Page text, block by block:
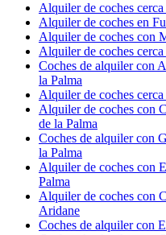
Alquiler de coches
Alquiler de coches en
Alquiler de coches con
Alquiler de coches
Coches de alquiler con
la Palma
Alquiler de coches
Alquiler de coches con
de la Palma
Coches de alquiler con
la Palma
Alquiler de coches con
Palma
Alquiler de coches con
Aridane
Coches de alquiler con